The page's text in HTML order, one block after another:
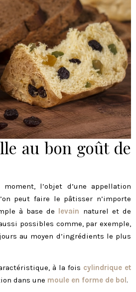
au bon goût de
l’objet d’une appellation
peut faire le pâtisser n’importe
à base de levain naturel et de
possibles comme, par exemple,
au moyen d’ingrédients le plus
à la fois cylindrique et
dans une moule en forme de bol.